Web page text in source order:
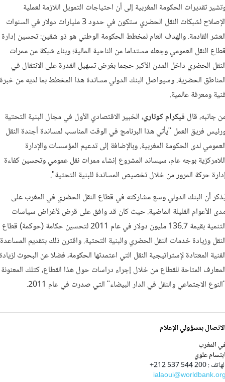
تقديرات الحكومة المغربية إلى أن احتياجات التمويل اللازمة لعملية
الإصلاح لشبكات النقل الحضري ستكون في حدود 3 مليارات دولار في السنوات
القادمة. والهدف العام لمخطط الحكومة الوطني هو ذو شقين: تحسين إدارة
النقل العمومي وجعله مستداما من الناحية المالية؛ وبناء شبكة من ممرات
الحضري داخل المدن الأكبر حجما بغرض تسهيل القدرة على الانتقال في
الحضرية. وسيواصل البنك الدولي مساندة هذا المخطط بما لديه من خبرة
ومعرفة عالمية.
جانبه، قال فيكرام كوتاري، الخبير الاقتصادي الأول في مجال البنية التحتية
فريق العمل "يأتي هذا البرنامج في الوقت المناسب لمساندة أجندة النقل
لدى الحكومة المغربية. وبالإضافة إلى تدعيم المؤسسات والإدارة
بوجه عام، سيساند المشروع إنشاء ممرات نقل عمومي وتحسين كفاءة
حركة المرور من خلال تخصيص المساندة للبنية التحتية".
أن البنك الدولي وسع مشاركته في قطاع النقل الحضري في المغرب على
الأعوام القليلة الماضية. حيث كان قد وافق على قرض لأغراض سياسات
التنمية بقيمة 136.7 مليون دولار في عام 2011 لتحسين حكامة (حوكمة) قطاع
وزيادة خدمات النقل الحضري والبنية التحتية. واقترن ذلك بتقديم المساعدة
المعتادة لإستراتيجية النقل التي اعتمدتها الحكومة، فضلا عن البحوث
المتاحة للقطاع من خلال إجراء دراسات حول هذا القطاع، كتلك المعنونة
الاجتماعي والنقل في الدار البيضاء" التي صدرت في عام 2011.
بمسؤولي الإعلام
المغرب
علوي
: 200 544 537 212+